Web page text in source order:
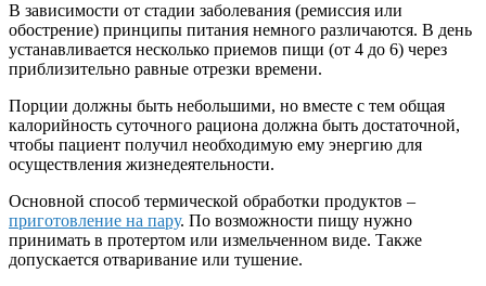
В зависимости от стадии заболевания (ремиссия или
обострение) принципы питания немного различаются. В день
устанавливается несколько приемов пищи (от 4 до 6) через
приблизительно равные отрезки времени.
Порции должны быть небольшими, но вместе с тем общая
калорийность суточного рациона должна быть достаточной,
чтобы пациент получил необходимую ему энергию для
осуществления жизнедеятельности.
Основной способ термической обработки продуктов –
приготовление на пару. По возможности пищу нужно
принимать в протертом или измельченном виде. Также
допускается отваривание или тушение.